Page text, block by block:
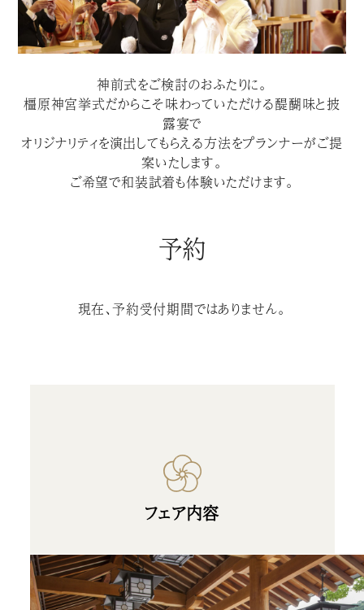
神前式をご検討のおふたりに。
橿原神宮挙式だからこそ味わっていただける醍醐味と披
露宴で
オリジナリティを演出してもらえる方法をプランナーがご提
案いたします。
ご希望で和装試着も体験いただけます。
予約
現在、予約受付期間ではありません。
フェア内容